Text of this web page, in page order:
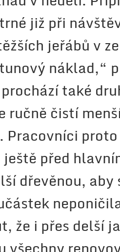
již při
jeřábů v
náklad,“
také
ručně čistí
Pracovníci
před
dřevěnou,
že i přes delší